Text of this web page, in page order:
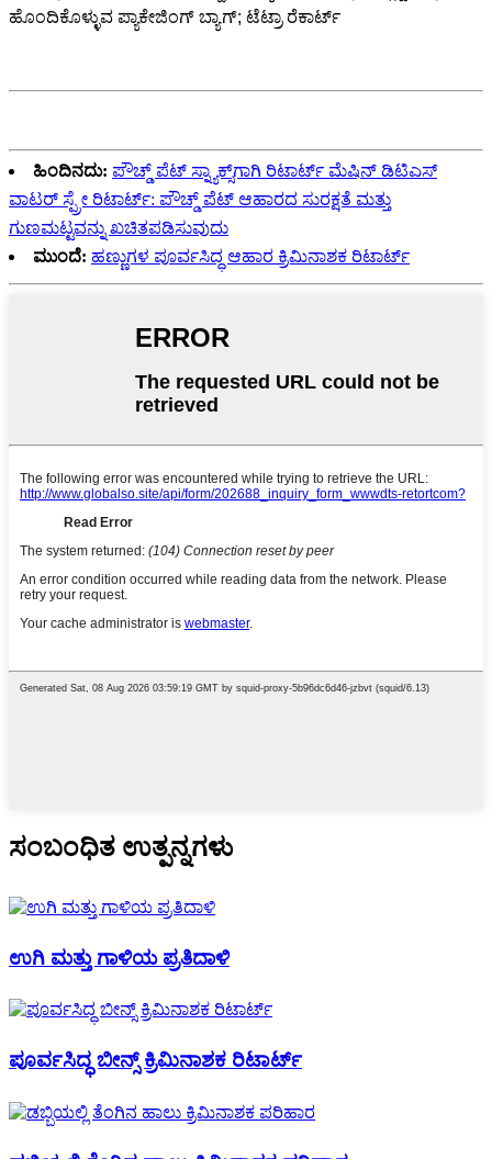
ಹೊಂದಿಕೊಳ್ಳುವ ಪ್ಯಾಕೇಜಿಂಗ್ ಬ್ಯಾಗ್; ಟೆಟ್ರಾ ರೆಕಾರ್ಟ್
ಹಿಂದಿನದು: ಪೌಚ್ಡ್ ಪೆಟ್ ಸ್ನ್ಯಾಕ್ಸ್‌ಗಾಗಿ ರಿಟಾರ್ಟ್ ಮೆಷಿನ್ ಡಿಟಿಎಸ್
ವಾಟರ್ ಸ್ಪ್ರೇ ರಿಟಾರ್ಟ್: ಪೌಚ್ಡ್ ಪೆಟ್ ಆಹಾರದ ಸುರಕ್ಷತೆ ಮತ್ತು
ಗುಣಮಟ್ಟವನ್ನು ಖಚಿತಪಡಿಸುವುದು
ಮುಂದೆ: ಹಣ್ಣುಗಳ ಪೂರ್ವಸಿದ್ಧ ಆಹಾರ ಕ್ರಿಮಿನಾಶಕ ರಿಟಾರ್ಟ್
ಸಂಬಂಧಿತ ಉತ್ಪನ್ನಗಳು
ಉಗಿ ಮತ್ತು ಗಾಳಿಯ ಪ್ರತಿದಾಳಿ
ಪೂರ್ವಸಿದ್ಧ ಬೀನ್ಸ್ ಕ್ರಿಮಿನಾಶಕ ರಿಟಾರ್ಟ್